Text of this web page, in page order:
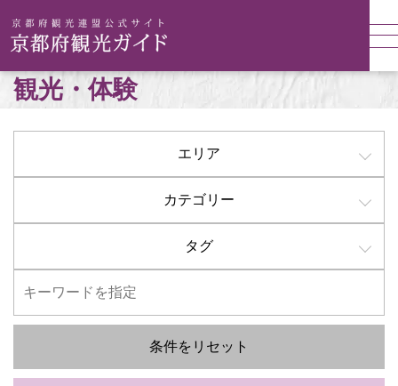
観光・体験
エリア
カテゴリー
タグ
条件をリセット